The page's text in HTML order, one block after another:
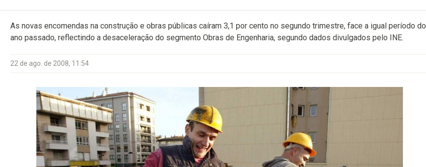
As novas encomendas na construção e obras públicas caíram 3,1 por cento no segundo trimestre, face a igual período do
ano passado, reflectindo a desaceleração do segmento Obras de Engenharia, segundo dados divulgados pelo INE.
22 de ago. de 2008, 11:54